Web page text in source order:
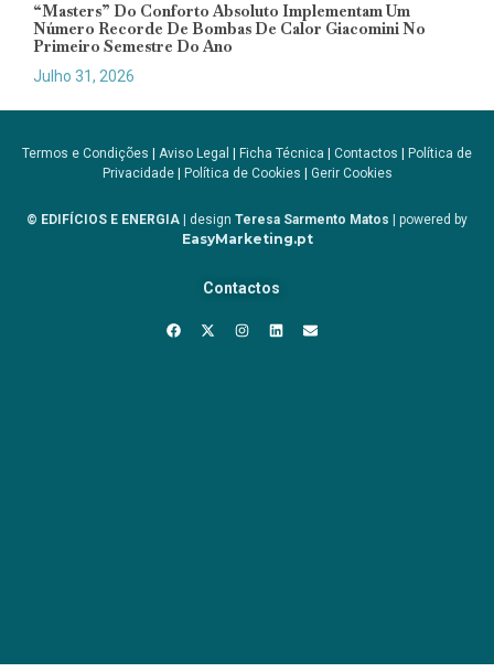
“Masters” Do Conforto Absoluto Implementam Um
Número Recorde De Bombas De Calor Giacomini No
Primeiro Semestre Do Ano
Julho 31, 2026
Termos e Condições Aviso Legal Ficha Técnica Contactos
Política de
Privacidade| Política de Cookies Gerir Cookies
© EDIFÍCIOS E ENERGIA | design Teresa Sarmento Matos | powered by
EasyMarketing.pt
Contactos